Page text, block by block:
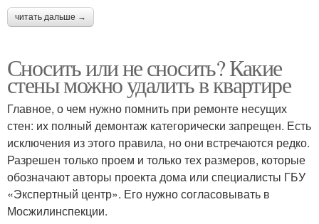
читать дальше →
Сносить или не сносить? Какие
стены можно удалить в квартире
Главное, о чем нужно помнить при ремонте несущих
стен: их полный демонтаж категорически запрещен. Есть
исключения из этого правила, но они встречаются редко.
Разрешен только проем и только тех размеров, которые
обозначают авторы проекта дома или специалисты ГБУ
«Экспертный центр». Его нужно согласовывать в
Мосжилинспекции.